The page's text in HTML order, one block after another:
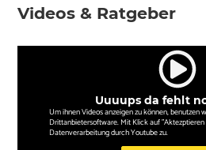
Videos & Ratgeber
Uuuups da fehlt
Um ihnen Videos anzeigen zu können, benutzen
Drittanbietersoftware. Mit Klick auf
Datenverarbeitung durch Youtube zu.